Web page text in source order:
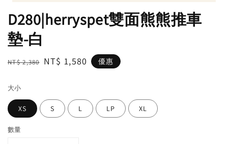
D280|herryspet雙面熊熊推車
墊-白
Regular
NT$ 2,380 Sale
NT$ 1,580 優惠
大小
XS S L LP XL
數量